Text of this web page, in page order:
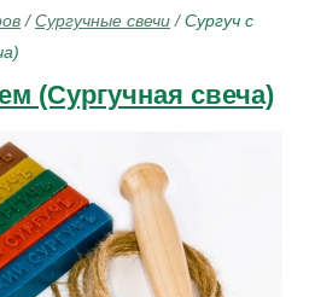
/Сургучные свечи /Сургуч с
(Сургучная свеча)